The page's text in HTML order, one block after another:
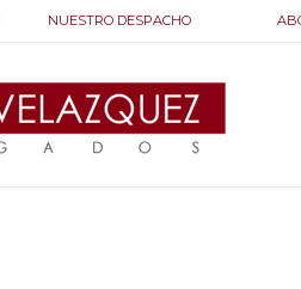
NUESTRO DESPACHO